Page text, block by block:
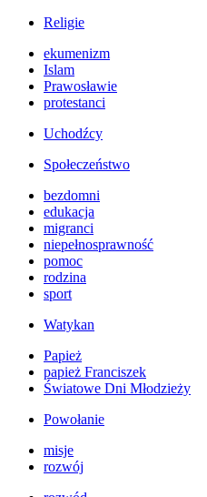
Religie
ekumenizm
Islam
Prawosławie
protestanci
Uchodźcy
Społeczeństwo
bezdomni
edukacja
migranci
niepełnosprawność
pomoc
rodzina
sport
Watykan
Papież
papież Franciszek
Światowe Dni Młodzieży
Powołanie
misje
rozwój